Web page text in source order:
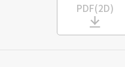
PDF(2D)